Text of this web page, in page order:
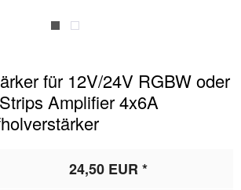
für 12V/24V RGBW oder
Amplifier 4x6A
24,50 EUR *